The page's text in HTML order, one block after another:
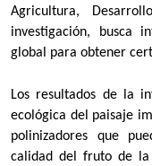
Agricultura,
investigación, busca
global para obtener
Los resultados de la
ecológica del paisaje
polinizadores que
calidad del fruto de